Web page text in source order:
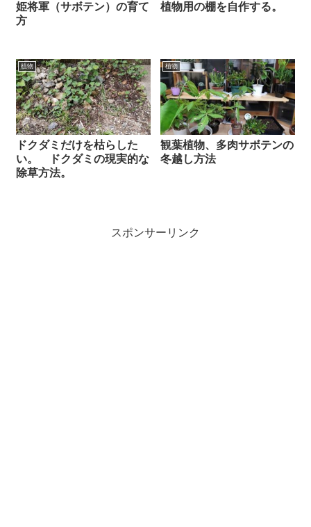
姫将軍（サボテン）の育て
方
植物用の棚を自作する。
植物
ドクダミだけを枯らした
い。 ドクダミの現実的な
除草方法。
植物
観葉植物、多肉サボテンの
冬越し方法
スポンサーリンク